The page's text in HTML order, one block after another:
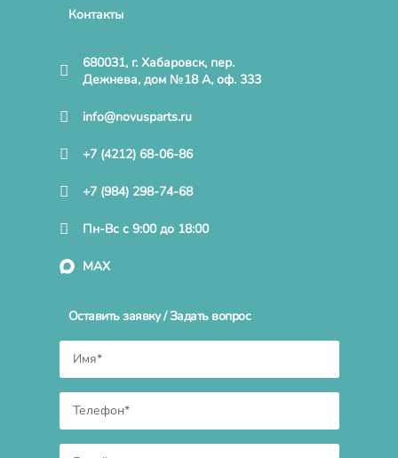
Контакты
680031, г. Хабаровск, пер.
Дежнева, дом №18 А, оф. 333
info@novusparts.ru
+7 (4212) 68-06-86
+7 (984) 298-74-68
Пн-Вс с 9:00 до 18:00
MAX
Оставить заявку / Задать вопрос